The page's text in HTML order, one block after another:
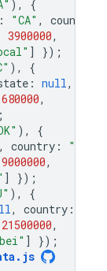
),
{
: "CA" , country
3900000,
]
});
),
{
: null,
680000,
),
{
, country :
9000000,
]
});
),
{
, country :
21500000,
]
});
. js